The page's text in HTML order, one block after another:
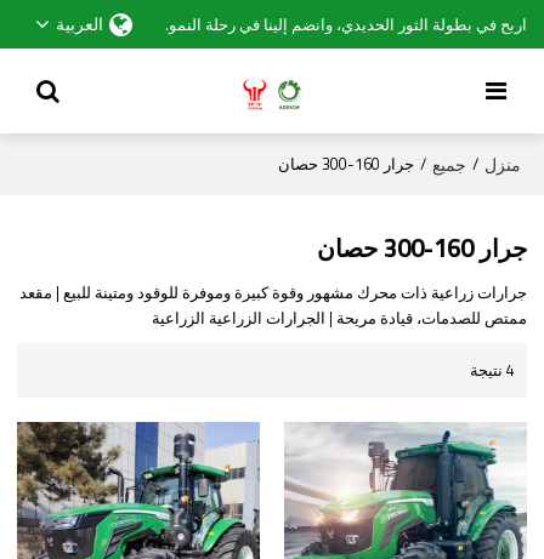
اربح في بطولة الثور الحديدي، وانضم إلينا في رحلة النمو. العربية
منزل / جميع / جرار 160-300 حصان
جرار 160-300 حصان
جرارات زراعية ذات محرك مشهور وقوة كبيرة وموفرة للوقود ومتينة للبيع | مقعد
ممتص للصدمات، قيادة مريحة | الجرارات الزراعية الزراعية
4 نتيجة